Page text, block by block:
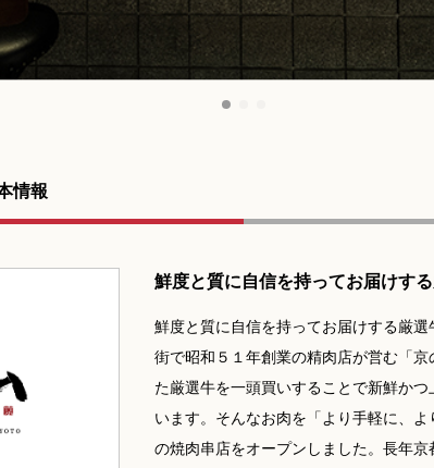
情報
鮮度と質に自信を持ってお届けす
鮮度と質に自信を持ってお届けする厳
街で昭和５１年創業の精肉店が営む「
た厳選牛を一頭買いすることで新鮮か
います。そんなお肉を「より手軽に、
の焼肉串店をオープンしました。長年